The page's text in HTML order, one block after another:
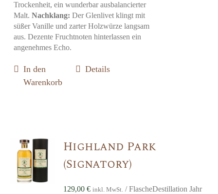
Trockenheit, ein wunderbar ausbalancierter
Malt.Nachklang: Der Glenlivet klingt mit
süßer Vanille und zarter Holzwürze langsam
aus. Dezente Fruchtnoten hinterlassen ein
angenehmes Echo.
In den
Warenkorb
Details
Highland Park
(Signatory)
129,00€ inkl. MwSt. / FlascheDestillation Jahr